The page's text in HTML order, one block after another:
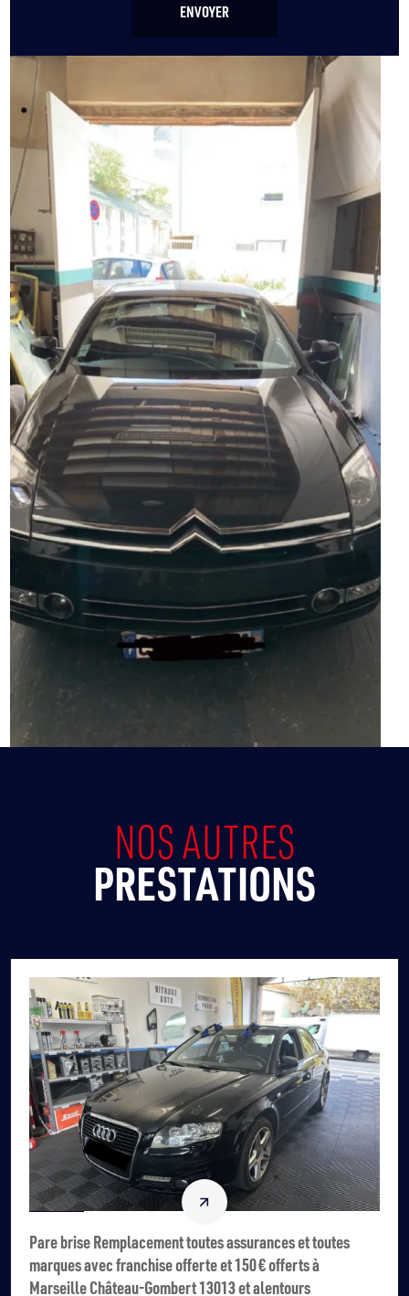
NOS AUTRES
PRESTATIONS
Pare brise Remplacement toutes assurances et toutes
marques avec franchise offerte et 150 € offerts à
Marseille Château-Gombert 13013 et alentours